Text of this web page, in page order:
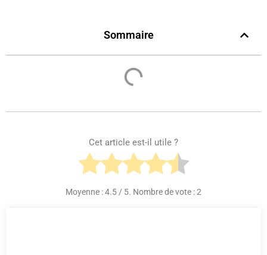
Sommaire
Cet article est-il utile ?
Moyenne :4.5 / 5. Nombre de vote :2